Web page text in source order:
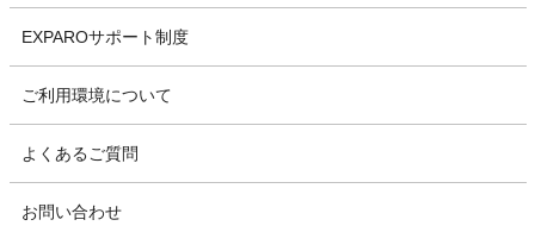
EXPAROサポート制度
ご利用環境について
よくあるご質問
お問い合わせ